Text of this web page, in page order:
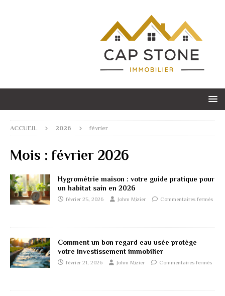
ACCUEIL 2026 février
Mois : février 2026
Hygrométrie maison : votre guide pratique pour
un habitat sain en 2026
février 25, 2026 Johm Mizier Commentaires fermés
Comment un bon regard eau usée protège
votre investissement immobilier
février 21, 2026 Johm Mizier Commentaires fermés